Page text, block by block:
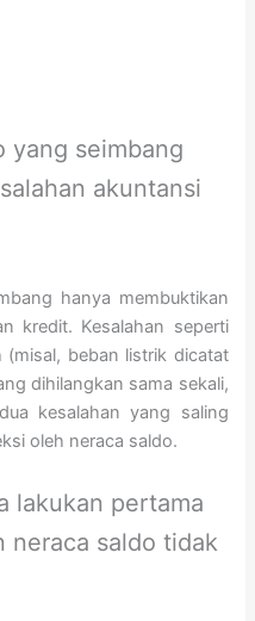
yang seimbang
akuntansi
hanya membuktikan
kredit. Kesalahan seperti
beban listrik dicatat
dihilangkan sama sekali,
kesalahan yang saling
oleh neraca saldo.
lakukan pertama
neraca saldo tidak